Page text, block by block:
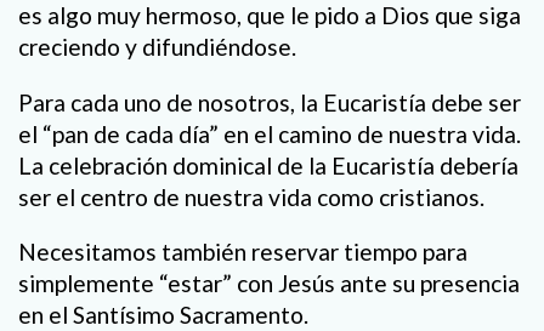
es algo muy hermoso, que le pido a Dios que siga
creciendo y difundiéndose.
Para cada uno de nosotros, la Eucaristía debe ser
el “pan de cada día” en el camino de nuestra vida.
La celebración dominical de la Eucaristía debería
ser el centro de nuestra vida como cristianos.
Necesitamos también reservar tiempo para
simplemente “estar” con Jesús ante su presencia
en el Santísimo Sacramento.